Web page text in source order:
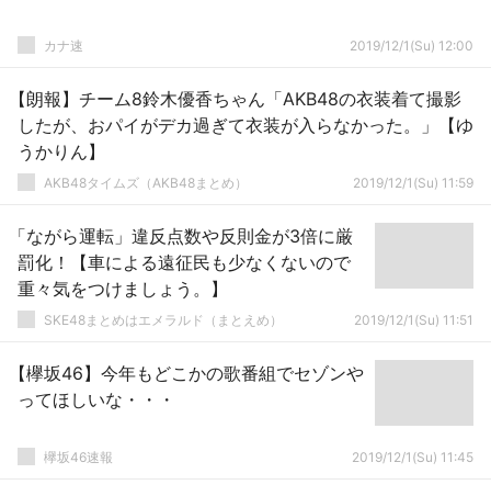
カナ速 2019/12/1(Su) 12:00
【朗報】チーム8鈴木優香ちゃん「AKB48の衣装着て撮影
したが、おパイがデカ過ぎて衣装が入らなかった。」【ゆ
うかりん】
AKB48タイムズ（AKB48まとめ） 2019/12/1(Su) 11:59
「ながら運転」違反点数や反則金が3倍に厳
罰化！【車による遠征民も少なくないので
重々気をつけましょう。】
SKE48まとめはエメラルド（まとえめ） 2019/12/1(Su) 11:51
【欅坂46】今年もどこかの歌番組でセゾンや
ってほしいな・・・
欅坂46速報 2019/12/1(Su) 11:45